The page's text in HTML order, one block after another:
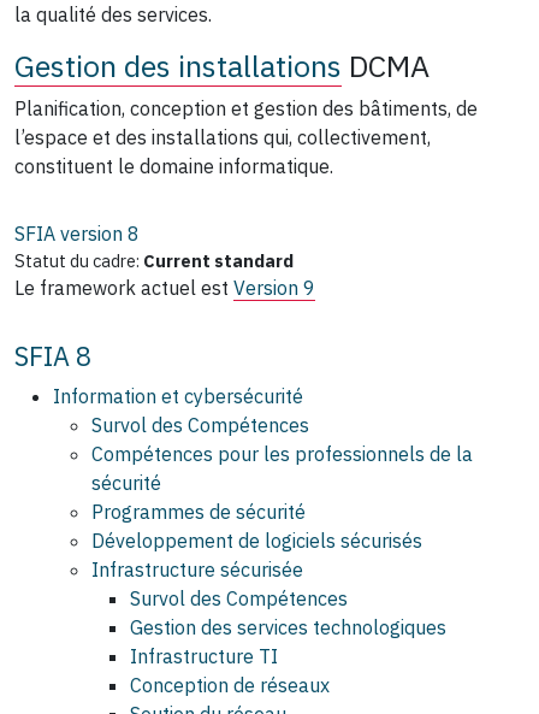
la qualité des services.
Gestion des installations DCMA
Planification, conception et gestion des bâtiments, de
l’espace et des installations qui, collectivement,
constituent le domaine informatique.
SFIA version 8
Statut du cadre: Current standard
Le framework actuel est Version 9
SFIA 8
Information et cybersécurité
Survol des Compétences
Compétences pour les professionnels de la
sécurité
Programmes de sécurité
Développement de logiciels sécurisés
Infrastructure sécurisée
Survol des Compétences
Gestion des services technologiques
Infrastructure TI
Conception de réseaux